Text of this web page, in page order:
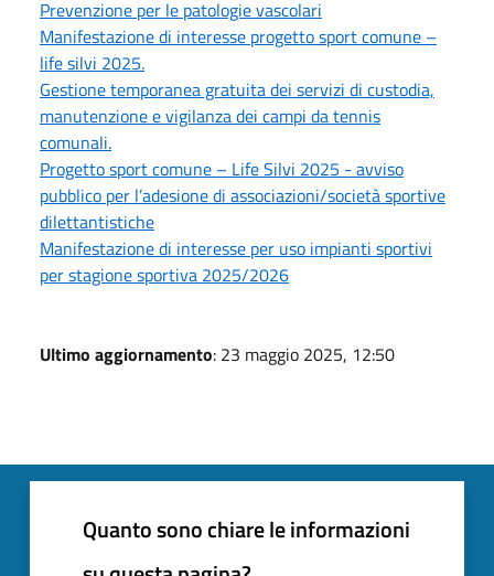
Prevenzione per le patologie vascolari
Manifestazione di interesse progetto sport comune –
life silvi 2025.
Gestione temporanea gratuita dei servizi di custodia,
manutenzione e vigilanza dei campi da tennis
comunali.
Progetto sport comune – Life Silvi 2025 - avviso
pubblico per l’adesione di associazioni/società sportive
dilettantistiche
Manifestazione di interesse per uso impianti sportivi
per stagione sportiva 2025/2026
Ultimo aggiornamento: 23 maggio 2025, 12:50
Quanto sono chiare le informazioni